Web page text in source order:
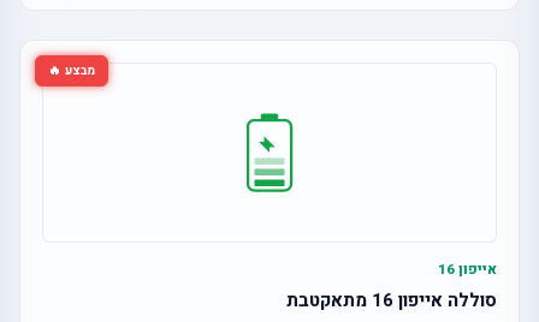
מבצע 🔥
אייפון 16
סוללה אייפון 16 מתאקטבת